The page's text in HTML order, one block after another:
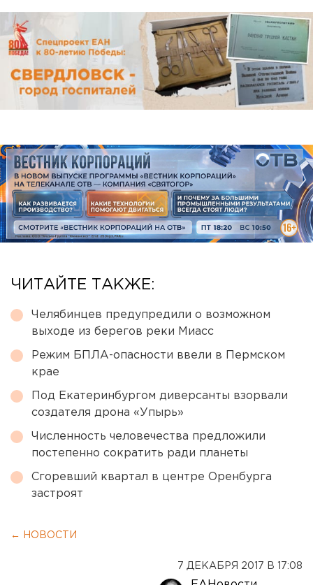
ЧИТАЙТЕ ТАКЖЕ:
Челябинцев предупредили о возможном
выходе из берегов реки Миасс
Режим БПЛА-опасности ввели в Пермском
крае
Под Екатеринбургом диверсанты взорвали
создателя дрона «Упырь»
Численность человечества предложили
постепенно сократить ради планеты
Сгоревший квартал в центре Оренбурга
застроят
← НОВОСТИ
7 ДЕКАБРЯ 2017 В 17:08